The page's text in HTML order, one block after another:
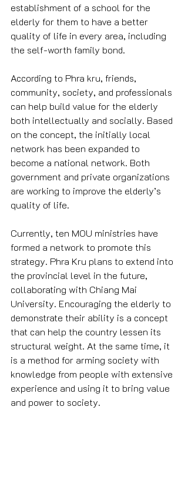
establishment of a school for the
elderly for them to have a better
quality of life in every area, including
the self-worth family bond.
According to Phra kru, friends,
community, society, and professionals
can help build value for the elderly
both intellectually and socially. Based
on the concept, the initially local
network has been expanded to
become a national network. Both
government and private organizations
are working to improve the elderly’s
quality of life.
Currently, ten MOU ministries have
formed a network to promote this
strategy. Phra Kru plans to extend into
the provincial level in the future,
collaborating with Chiang Mai
University. Encouraging the elderly to
demonstrate their ability is a concept
that can help the country lessen its
structural weight. At the same time, it
is a method for arming society with
knowledge from people with extensive
experience and using it to bring value
and power to society.